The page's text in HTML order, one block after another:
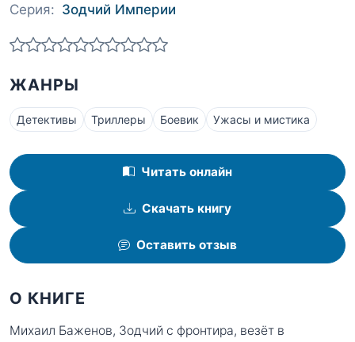
Серия: Зодчий Империи
ЖАНРЫ
Детективы Триллеры Боевик Ужасы и мистика
Читать онлайн
Скачать книгу
Оставить отзыв
О КНИГЕ
Михаил Баженов, Зодчий с фронтира, везёт в